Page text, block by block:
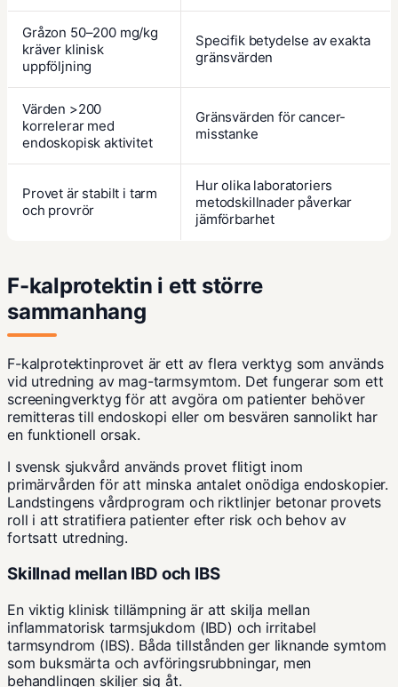
Gråzon 50–200 mg/kg
kräver klinisk
uppföljning
Specifik betydelse av exakta
gränsvärden
Värden >200
korrelerar med
endoskopisk aktivitet
Gränsvärden för cancer-
misstanke
Provet är stabilt i tarm
och provrör
Hur olika laboratoriers
metodskillnader påverkar
jämförbarhet
F-kalprotektin i ett större
sammanhang
F-kalprotektinprovet är ett av flera verktyg som används
vid utredning av mag-tarmsymtom. Det fungerar som ett
screeningverktyg för att avgöra om patienter behöver
remitteras till endoskopi eller om besvären sannolikt har
en funktionell orsak.
I svensk sjukvård används provet flitigt inom
primärvården för att minska antalet onödiga endoskopier.
Landstingens vårdprogram och riktlinjer betonar provets
roll i att stratifiera patienter efter risk och behov av
fortsatt utredning.
Skillnad mellan IBD och IBS
En viktig klinisk tillämpning är att skilja mellan
inflammatorisk tarmsjukdom (IBD) och irritabel
tarmsyndrom (IBS). Båda tillstånden ger liknande symtom
som buksmärta och avföringsrubbningar, men
behandlingen skiljer sig åt.